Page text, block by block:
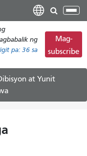
I-
ang
ng
pa: 36 sa
Mag-
subscribe
at Yunit